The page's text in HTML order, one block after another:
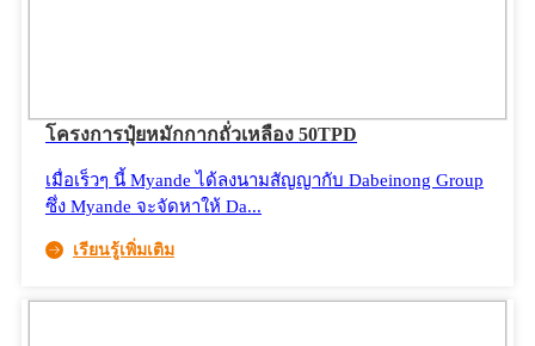
โครงการปุ๋ยหมักกากถั่วเหลือง 50TPD
เมื่อเร็วๆ นี้ Myande ได้ลงนามสัญญากับ Dabeinong Group
ซึ่ง Myande จะจัดหาให้ Da...
เรียนรู้เพิ่มเติม